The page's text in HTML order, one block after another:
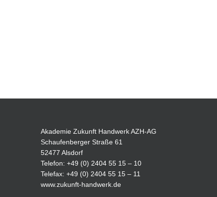
Akademie Zukunft Handwerk AZH-AG
Schaufenberger Straße 61
52477 Alsdorf
Telefon: +49 (0) 2404 55 15 – 10
Telefax: +49 (0) 2404 55 15 – 11
www.zukunft-handwerk.de